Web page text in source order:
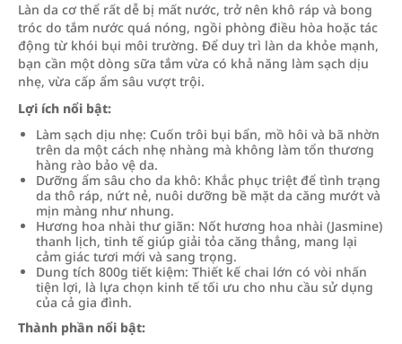
Làn da cơ thể rất dễ bị mất nước, trở nên khô ráp và bong
tróc do tắm nước quá nóng, ngồi phòng điều hòa hoặc tác
động từ khói bụi môi trường. Để duy trì làn da khỏe mạnh,
bạn cần một dòng sữa tắm vừa có khả năng làm sạch dịu
nhẹ, vừa cấp ẩm sâu vượt trội.
Lợi ích nổi bật:
Làm sạch dịu nhẹ: Cuốn trôi bụi bẩn, mồ hôi và bã nhờn
trên da một cách nhẹ nhàng mà không làm tổn thương
hàng rào bảo vệ da.
Dưỡng ẩm sâu cho da khô: Khắc phục triệt để tình trạng
da thô ráp, nứt nẻ, nuôi dưỡng bề mặt da căng mướt và
mịn màng như nhung.
Hương hoa nhài thư giãn: Nốt hương hoa nhài (Jasmine)
thanh lịch, tinh tế giúp giải tỏa căng thẳng, mang lại
cảm giác tươi mới và sang trọng.
Dung tích 800g tiết kiệm: Thiết kế chai lớn có vòi nhấn
tiện lợi, là lựa chọn kinh tế tối ưu cho nhu cầu sử dụng
của cả gia đình.
Thành phần nổi bật: